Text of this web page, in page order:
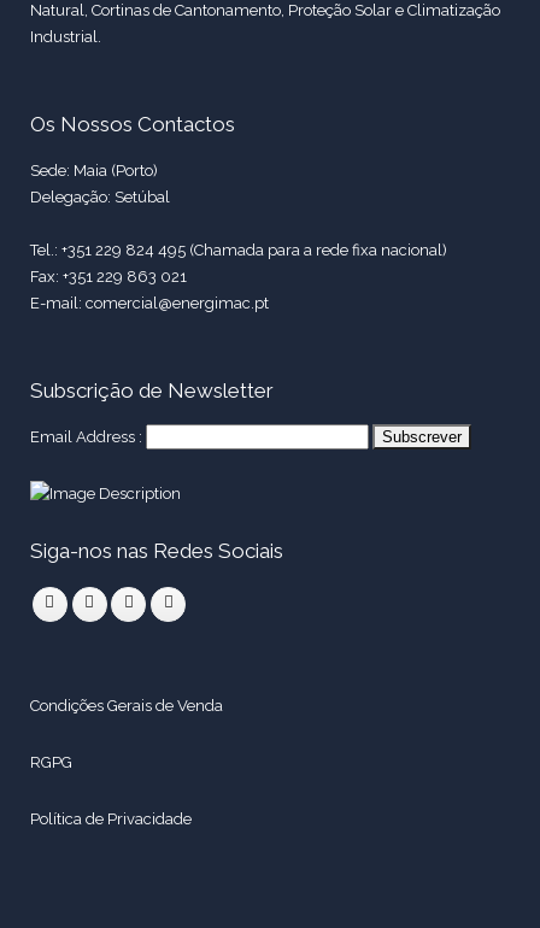
Natural, Cortinas de Cantonamento, Proteção Solar e Climatização
Industrial.
Os Nossos Contactos
Sede: Maia (Porto)
Delegação: Setúbal
Tel.: +351 229 824 495 (Chamada para a rede fixa nacional)
Fax: +351 229 863 021
E-mail: comercial@energimac.pt
Subscrição de Newsletter
Email Address :
Siga-nos nas Redes Sociais
Condições Gerais de Venda
RGPG
Política de Privacidade